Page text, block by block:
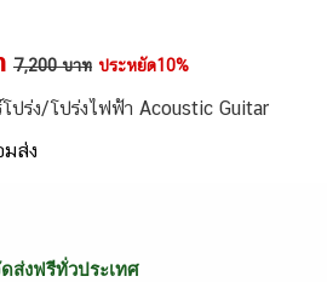
7,200 บาท ประหยัด10%
ปร่ง/โปร่งไฟฟ้า Acoustic Guitar
ส่ง
ส่งฟรีทั่วประเทศ